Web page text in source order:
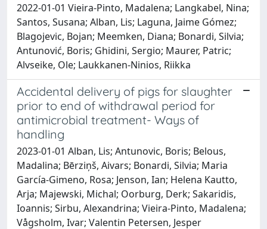
2022-01-01 Vieira-Pinto, Madalena; Langkabel, Nina;
Santos, Susana; Alban, Lis; Laguna, Jaime Gómez;
Blagojevic, Bojan; Meemken, Diana; Bonardi, Silvia;
Antunović, Boris; Ghidini, Sergio; Maurer, Patric;
Alvseike, Ole; Laukkanen-Ninios, Riikka
Accidental delivery of pigs for slaughter
prior to end of withdrawal period for
antimicrobial treatment- Ways of
handling
2023-01-01 Alban, Lis; Antunovic, Boris; Belous,
Madalina; Bērziņš, Aivars; Bonardi, Silvia; Maria
García-Gimeno, Rosa; Jenson, Ian; Helena Kautto,
Arja; Majewski, Michal; Oorburg, Derk; Sakaridis,
Ioannis; Sirbu, Alexandrina; Vieira-Pinto, Madalena;
Vågsholm, Ivar; Valentin Petersen, Jesper